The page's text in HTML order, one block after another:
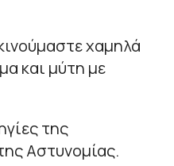
χαμηλά
και μύτη με
της
Αστυνομίας.